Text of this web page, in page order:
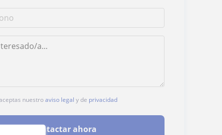
nuestroaviso legal y de privacidad
Contactar ahora